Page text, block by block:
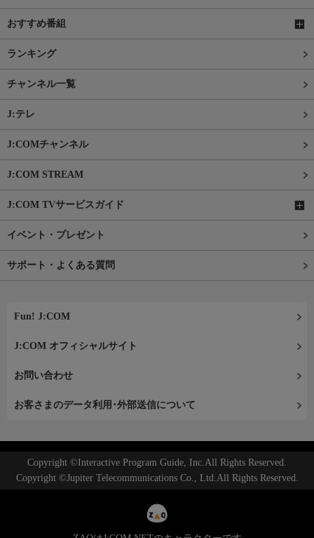
おすすめ番組
ランキング
チャンネル一覧
J:テレ
J:COMチャンネル
J:COM STREAM
J:COM TVサービスガイド
イベント・プレゼント
サポート・よくある質問
Fun! J:COM
J:COM オフィシャルサイト
お問い合わせ
お客さまのデータ利用･外部送信について
Copyright ©Interactive Program Guide, Inc.All Rights Reserved.
Copyright ©Jupiter Telecommunications Co., Ltd.All Rights Reserved.